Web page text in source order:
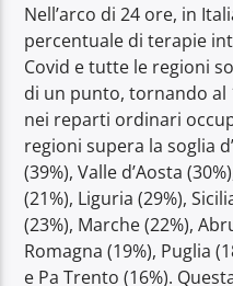
Radio Dolomiti
Nell’arco di 24 ore, in
percentuale di terapie
Covid e tutte le regioni
di un punto, tornando al
nei reparti ordinari
regioni supera la soglia
(39%), Valle d’Aosta
(21%), Liguria (29%),
(23%), Marche (22%),
Romagna (19%), Puglia
e Pa Trento (16%).